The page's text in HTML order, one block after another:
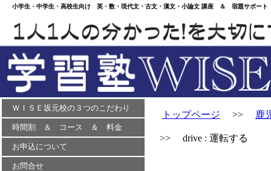
小学生・中学生・高校生向け 英・数・現代文・古文・漢文・小論文 講座 ＆ 宿題サポー
ＷＩＳＥ坂元校の３つのこだわり
時間割 ＆ コース ＆ 料金
お申込について
お問合せ
トップページ >> 鹿
>> drive : 運転する